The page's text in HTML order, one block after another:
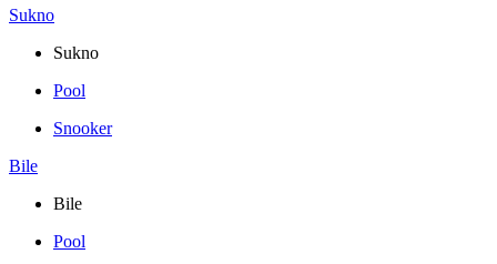
Sukno
Sukno
Pool
Snooker
Bile
Bile
Pool